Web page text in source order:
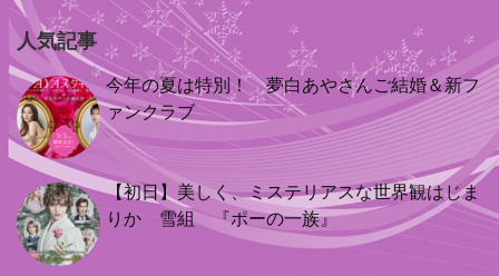
人気記事
今年の夏は特別！ 夢白あやさんご結婚＆新フ
ァンクラブ
【初日】美しく、ミステリアスな世界観はじま
りか 雪組 『ポーの一族』